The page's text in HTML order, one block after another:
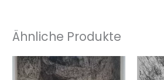
Ähnliche Produkte